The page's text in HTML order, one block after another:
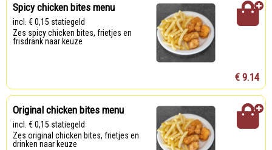
Spicy chicken bites menu
incl. € 0,15 statiegeld
Zes spicy chicken bites, frietjes en
frisdrank naar keuze
€ 9.14
Original chicken bites menu
incl. € 0,15 statiegeld
Zes original chicken bites, frietjes en
drinken naar keuze